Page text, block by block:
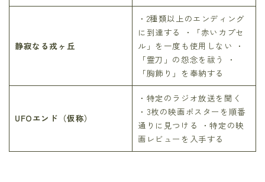
静寂なる戎ヶ丘
・2種類以上のエンディング
に到達する ・「赤いカプセ
ル」を一度も使用しない ・
「霊刀」の怨念を祓う ・
「胸飾り」を奉納する
UFOエンド（仮称）
・特定のラジオ放送を聞く
・3枚の映画ポスターを順番
通りに見つける ・特定の映
画レビューを入手する